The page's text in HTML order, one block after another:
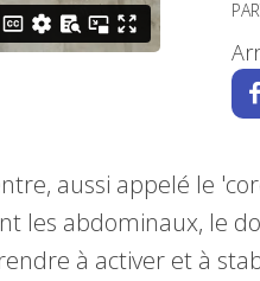
aussi appelé le
les abdominaux, le
à activer et à